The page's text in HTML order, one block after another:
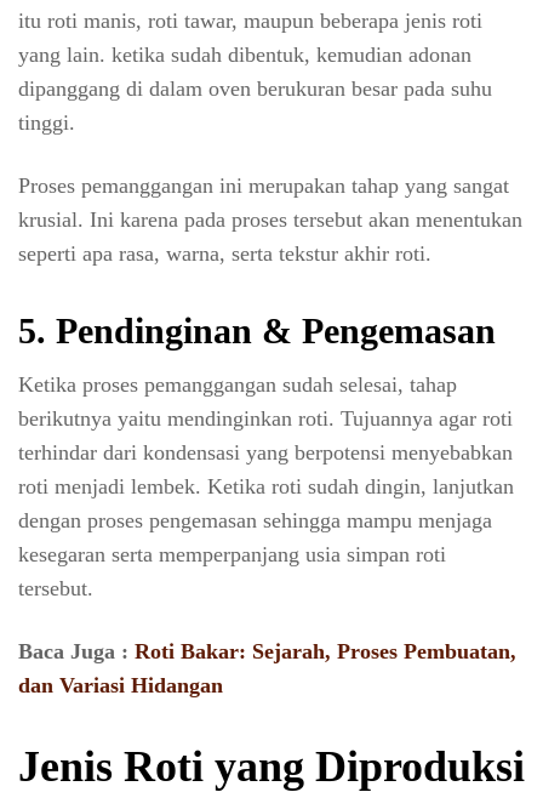
itu roti manis, roti tawar, maupun beberapa jenis roti
yang lain. ketika sudah dibentuk, kemudian adonan
dipanggang di dalam oven berukuran besar pada suhu
tinggi.
Proses pemanggangan ini merupakan tahap yang sangat
krusial. Ini karena pada proses tersebut akan menentukan
seperti apa rasa, warna, serta tekstur akhir roti.
5. Pendinginan & Pengemasan
Ketika proses pemanggangan sudah selesai, tahap
berikutnya yaitu mendinginkan roti. Tujuannya agar roti
terhindar dari kondensasi yang berpotensi menyebabkan
roti menjadi lembek. Ketika roti sudah dingin, lanjutkan
dengan proses pengemasan sehingga mampu menjaga
kesegaran serta memperpanjang usia simpan roti
tersebut.
Baca Juga : Roti Bakar: Sejarah, Proses Pembuatan,
dan Variasi Hidangan
Jenis Roti yang Diproduksi